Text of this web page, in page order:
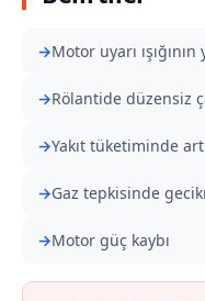
Motor uyarı ışığının
Rölantide düzensiz
Yakıt tüketiminde
Gaz tepkisinde
Motor güç kaybı